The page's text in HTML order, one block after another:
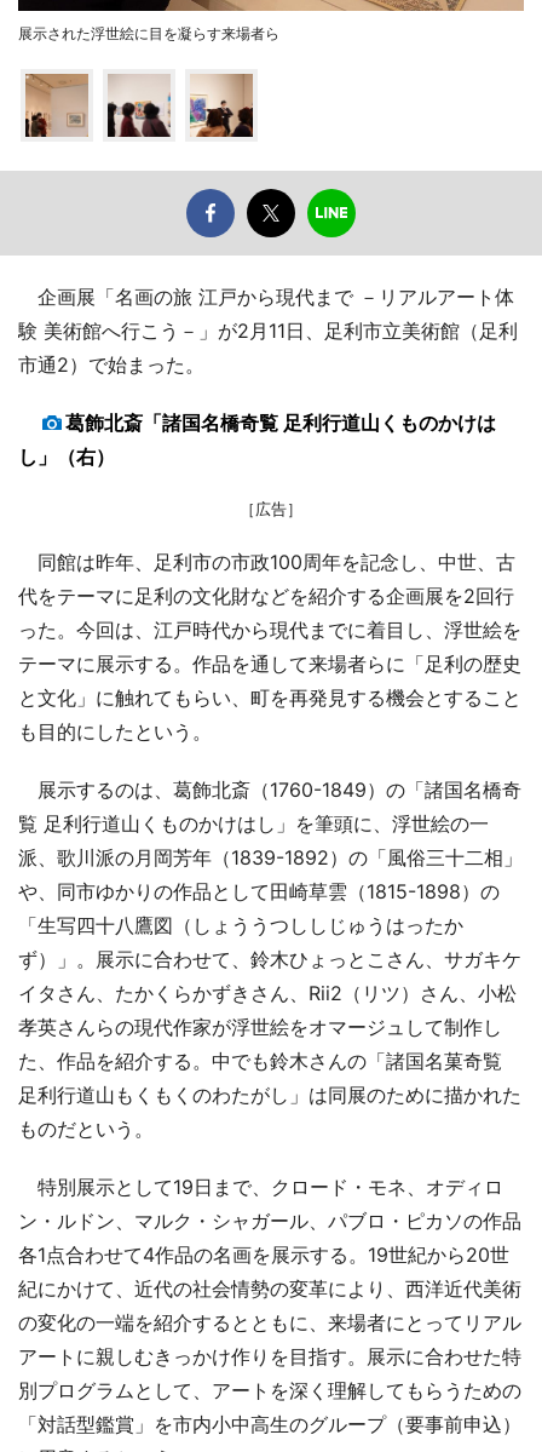
展示された浮世絵に目を凝らす来場者ら
企画展「名画の旅 江戸から現代まで －リアルアート体
験 美術館へ行こう－」が2月11日、足利市立美術館（足利
市通2）で始まった。
葛飾北斎「諸国名橋奇覧 足利行道山くものかけは
し」（右）
［広告］
同館は昨年、足利市の市政100周年を記念し、中世、古
代をテーマに足利の文化財などを紹介する企画展を2回行
った。今回は、江戸時代から現代までに着目し、浮世絵を
テーマに展示する。作品を通して来場者らに「足利の歴史
と文化」に触れてもらい、町を再発見する機会とすること
も目的にしたという。
展示するのは、葛飾北斎（1760-1849）の「諸国名橋奇
覧 足利行道山くものかけはし」を筆頭に、浮世絵の一
派、歌川派の月岡芳年（1839-1892）の「風俗三十二相」
や、同市ゆかりの作品として田崎草雲（1815-1898）の
「生写四十八鷹図（しょううつししじゅうはったか
ず）」。展示に合わせて、鈴木ひょっとこさん、サガキケ
イタさん、たかくらかずきさん、Rii2（リツ）さん、小松
孝英さんらの現代作家が浮世絵をオマージュして制作し
た、作品を紹介する。中でも鈴木さんの「諸国名菓奇覧
足利行道山もくもくのわたがし」は同展のために描かれた
ものだという。
特別展示として19日まで、クロード・モネ、オディロ
ン・ルドン、マルク・シャガール、パブロ・ピカソの作品
各1点合わせて4作品の名画を展示する。19世紀から20世
紀にかけて、近代の社会情勢の変革により、西洋近代美術
の変化の一端を紹介するとともに、来場者にとってリアル
アートに親しむきっかけ作りを目指す。展示に合わせた特
別プログラムとして、アートを深く理解してもらうための
「対話型鑑賞」を市内小中高生のグループ（要事前申込）